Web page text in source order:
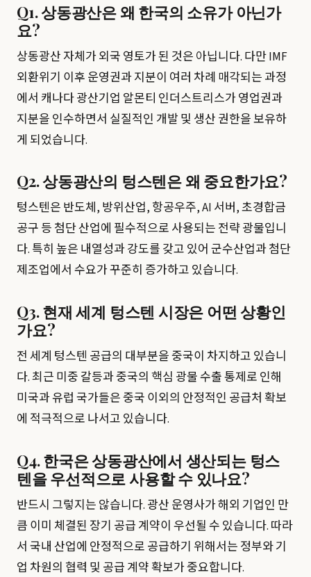
Q1. 상동광산은 왜 한국의 소유가 아닌가
요?
상동광산 자체가 외국 영토가 된 것은 아닙니다. 다만 IMF
외환위기 이후 운영권과 지분이 여러 차례 매각되는 과정
에서 캐나다 광산기업 알몬티 인더스트리스가 영업권과
지분을 인수하면서 실질적인 개발 및 생산 권한을 보유하
게 되었습니다.
Q2. 상동광산의 텅스텐은 왜 중요한가요?
텅스텐은 반도체, 방위산업, 항공우주, AI 서버, 초경합금
공구 등 첨단 산업에 필수적으로 사용되는 전략 광물입니
다. 특히 높은 내열성과 강도를 갖고 있어 군수산업과 첨단
제조업에서 수요가 꾸준히 증가하고 있습니다.
Q3. 현재 세계 텅스텐 시장은 어떤 상황인
가요?
전 세계 텅스텐 공급의 대부분을 중국이 차지하고 있습니
다. 최근 미중 갈등과 중국의 핵심 광물 수출 통제로 인해
미국과 유럽 국가들은 중국 이외의 안정적인 공급처 확보
에 적극적으로 나서고 있습니다.
Q4. 한국은 상동광산에서 생산되는 텅스
텐을 우선적으로 사용할 수 있나요?
반드시 그렇지는 않습니다. 광산 운영사가 해외 기업인 만
큼 이미 체결된 장기 공급 계약이 우선될 수 있습니다. 따라
서 국내 산업에 안정적으로 공급하기 위해서는 정부와 기
업 차원의 협력 및 공급 계약 확보가 중요합니다.